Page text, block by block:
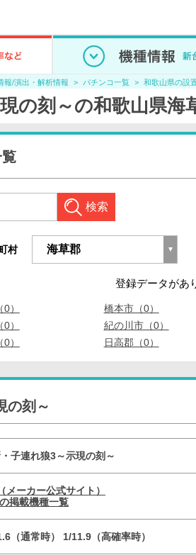
報/演出・解析情報 パチンコ一覧 和歌山県の設
の刻～の和歌山県海
検索
村
登録データがあ
） 橋本市（0）
） 紀の川市（0）
） 日高郡（0）
の刻～
子連れ狼3～示現の刻～
メーカー公式サイト）
掲載機種一覧
（通常時） 1/11.9（高確率時）